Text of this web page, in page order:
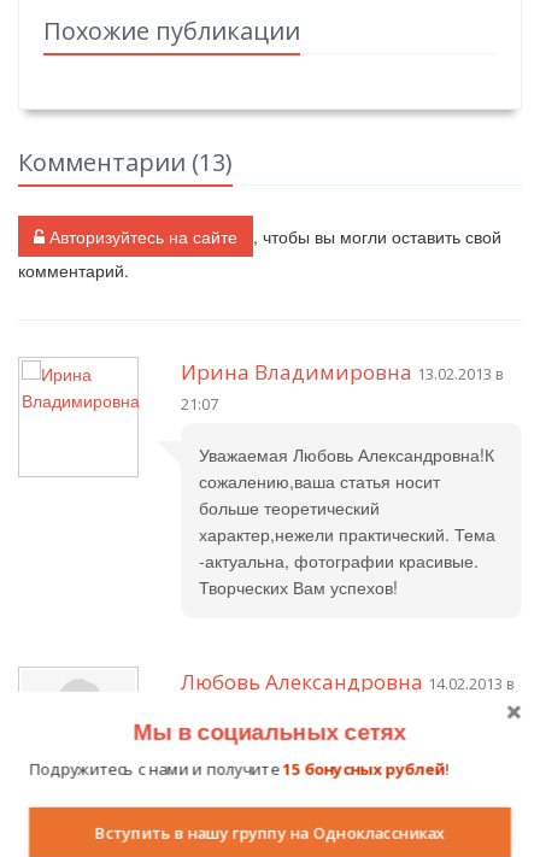
Похожие публикации
Комментарии (13)
Авторизуйтесь на сайте
, чтобы вы могли оставить свой
комментарий.
Ирина Владимировна 13.02.2013 в
21:07
Уважаемая Любовь Александровна!К
сожалению,ваша статья носит
больше теоретический
характер,нежели практический. Тема
-актуальна, фотографии красивые.
Творческих Вам успехов!
Любовь Александровна 14.02.2013 в
Уважаемая Ирина Владимировна,
Участвую в подобном конкурсе
Мы в социальных сетях
Подружитесь с нами и получите15 бонусных рублей!
Вступить в нашу группу на Одноклассниках